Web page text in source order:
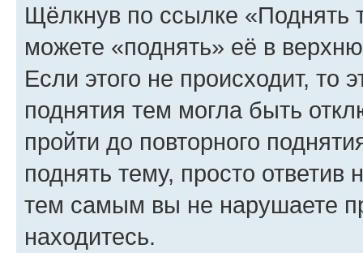
Щёлкнув по ссылке «Поднять
можете «поднять» её в
Если этого не происходит, то
поднятия тем могла быть
пройти до повторного
поднять тему, просто ответив
тем самым вы не нарушаете
находитесь.